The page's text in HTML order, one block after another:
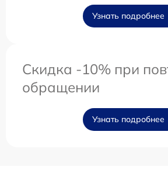
Узнать подробнее
Скидка -10% при
обращении
Узнать подробнее